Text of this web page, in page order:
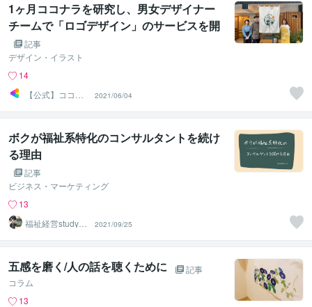
1ヶ月ココナラを研究し、男女デザイナー
チームで「ロゴデザイン」のサービスを開
始！約4ヶ月でロゴ部門1位を獲得！個人の
時代のデザイナーのあり方を探求するmav
shineさん
記事
デザイン・イラスト
14
【公式】ココナ
ラ広報
2021/06/04
ボクが福祉系特化のコンサルタントを続け
る理由
記事
ビジネス・マーケティング
13
福祉経営studyon
line
2021/09/25
五感を磨く/人の話を聴くために
記事
コラム
13